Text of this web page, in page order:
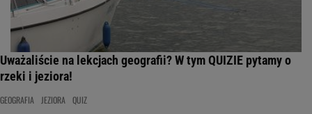
Uważaliście na lekcjach geografii? W tym QUIZIE pytamy o
rzeki i jeziora!
GEOGRAFIA JEZIORA QUIZ